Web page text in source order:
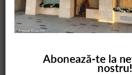
COMANDĂ CARTEA NOASTRĂ